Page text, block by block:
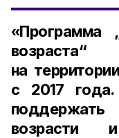
«Программа
возраста“
на
с 2017
возрасти